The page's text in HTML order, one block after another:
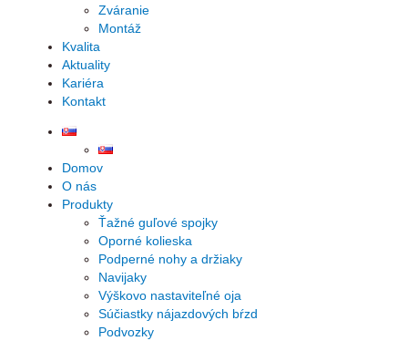
Zváranie
Montáž
Kvalita
Aktuality
Kariéra
Kontakt
Domov
O nás
Produkty
Ťažné guľové spojky
Oporné kolieska
Podperné nohy a držiaky
Navijaky
Výškovo nastaviteľné oja
Súčiastky nájazdových bŕzd
Podvozky